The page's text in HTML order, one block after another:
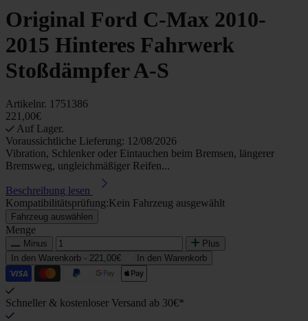
Original Ford C-Max 2010-
2015 Hinteres Fahrwerk
Stoßdämpfer A-S
Artikelnr. 1751386
221,00€
Auf Lager.
Voraussichtliche Lieferung: 12/08/2026
Vibration, Schlenker oder Eintauchen beim Bremsen, längerer
Bremsweg, ungleichmäßiger Reifen...
Beschreibung lesen
Kompatibilitätsprüfung:Kein Fahrzeug ausgewählt
Fahrzeug auswählen
Menge
Minus
Plus
In den Warenkorb - 221,00€ In den Warenkorb
Schneller & kostenloser Versand ab 30€*